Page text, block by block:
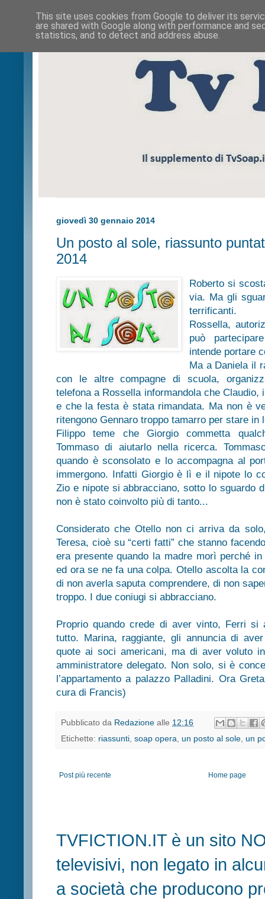
giovedì 30 gennaio 2014
Un posto al sole, riassunto
2014
Roberto si
via. Ma gli
terrificanti.
Rossella,
può
intende portare
Ma a Daniela il
con le altre compagne di scuola,
telefona a Rossella informandola che
e che la festa è stata rimandata. Ma non è
ritengono Gennaro troppo tamarro per stare in
Filippo teme che Giorgio commetta
Tommaso di aiutarlo nella ricerca.
quando è sconsolato e lo accompagna al
immergono. Infatti Giorgio è lì e il nipote lo
Zio e nipote si abbracciano, sotto lo sguardo
non è stato coinvolto più di tanto...
Considerato che Otello non ci arriva da
Teresa, cioè su “certi fatti” che stanno
era presente quando la madre morì perché
ed ora se ne fa una colpa. Otello ascolta la
di non averla saputa comprendere, di non
troppo. I due coniugi si abbracciano.
Proprio quando crede di aver vinto, Ferri si
tutto. Marina, raggiante, gli annuncia di
quote ai soci americani, ma di aver voluto
amministratore delegato. Non solo, si è
l’appartamento a palazzo Palladini. Ora
cura di Francis)
Pubblicato da Redazione alle 12:16
Etichette: riassunti soap opera un posto al sole un
Post più recente Home page
TVFICTION.IT è un sito
televisivi, non legato in
a società che producono
This site uses cookies from Google to deliver its
are shared with Google along with performance and
statistics, and to detect and address abuse.